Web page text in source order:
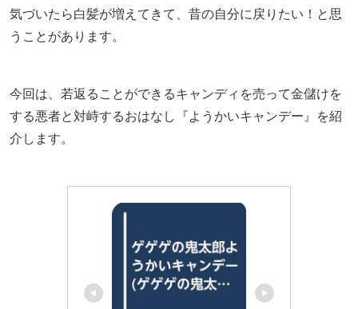
気づいたら白髪が増えてきて、昔の自分に戻りたい！と思
うことがあります。
今回は、若返ることができるキャンディを売って金儲けを
する悪者と対峙するおはなし『ようかいキャンデー』を紹
介します。